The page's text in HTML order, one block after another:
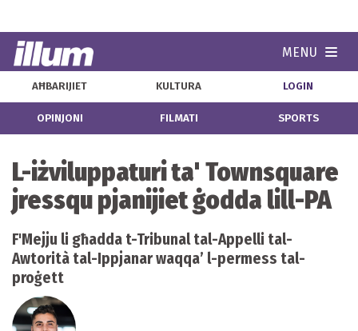
MENU
AĦBARIJIET KULTURA LOGIN
OPINJONI FILMATI SPORTS
L-iżviluppaturi ta' Townsquare
jressqu pjanijiet ġodda lill-PA
F'Mejju li għadda t-Tribunal tal-Appelli tal-
Awtorità tal-Ippjanar waqqa’ l-permess tal-
proġett